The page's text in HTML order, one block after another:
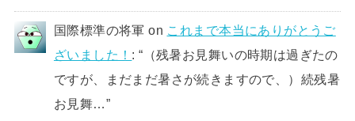
国際標準の将軍 on これまで本当にありがとうご
ざいました！ : “ （残暑お見舞いの時期は過ぎたの
ですが、まだまだ暑さが続きますので、）続残暑
お見舞…”